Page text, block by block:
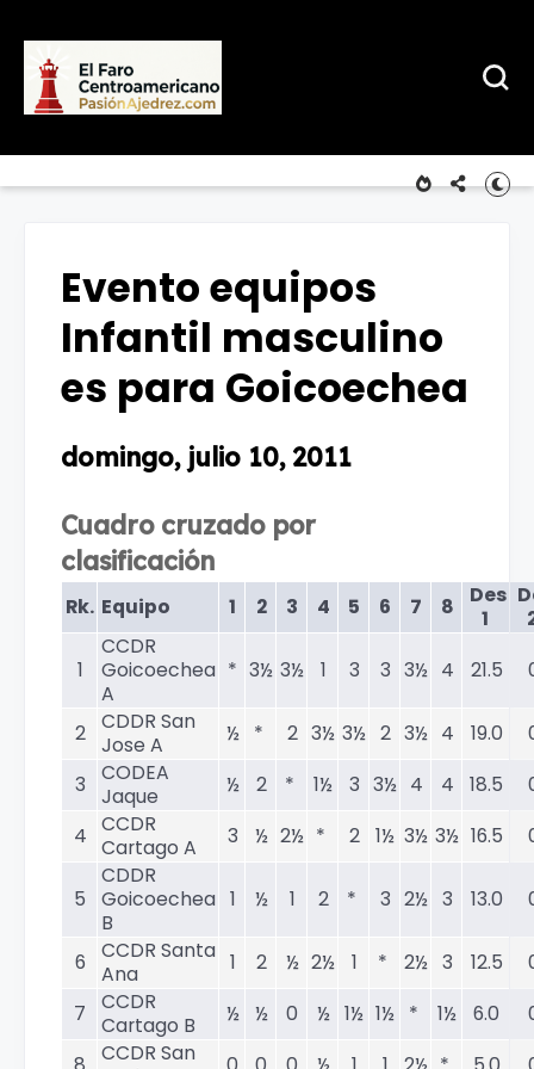
Evento equipos
Infantil masculino
es para Goicoechea
domingo, julio 10, 2011
Cuadro cruzado por
clasificación
Rk. Equipo 1 2 3 4 5 6 7 8
Des
1
1
CCDR
Goicoechea
A
* 3½ 3½ 1 3 3 3½ 4 21.5
2 CDDR San
Jose A
½ * 2 3½ 3½ 2 3½ 4 19.0
3
CODEA
Jaque
½ 2 * 1½ 3 3½ 4 4 18.5
4 CCDR
Cartago A
3 ½ 2½ * 2 1½ 3½ 3½ 16.5
5
CDDR
Goicoechea
B
1 ½ 1 2 * 3 2½ 3 13.0
6
CCDR Santa
Ana
1 2 ½ 2½ 1 * 2½ 3 12.5
7
CCDR
Cartago B
½ ½ 0 ½ 1½ 1½ * 1½ 6.0
CCDR San